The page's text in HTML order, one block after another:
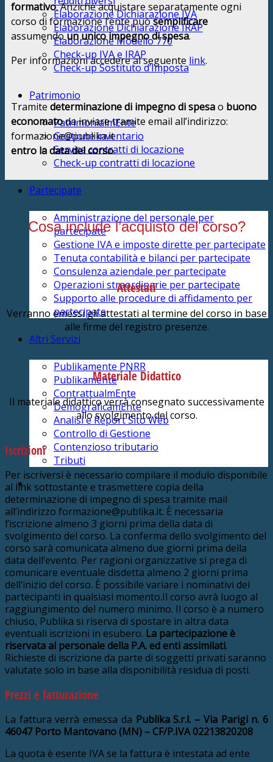
Elaborazione Dichiarazione IVA
Elaborazione Dichiarazione IRAP
Elaborazione Modello 770
Check-up IVA e IRAP
Check-up Sostituto d’Imposta
Patrimonio
PatrimonialmEnte
Gestione inventario
Service contratti di locazione
Check-up contratti di locazione
Partecipate
Amministrazione del personale per
partecipate
Gestione IVA e imposte dirette per partecipate
Tenuta contabilità e bilanci per partecipate
Consulenza aziendale per partecipate
Operazioni straordinarie per partecipate
Supporto alle procedure di affidamento per
partecipate
Altri Servizi
Publikamente PNRR
Publikamente
ContrattualmEnte
DemograficamEnte
Analisi e Report Sito Web
Controllo di Gestione
Contenzioso tributario
Tributi
formativo. Anziché acquistare separatamente ogni
corso di formazione l’ente puòsemplificare
assumendoun unico impegno di spesa.
Per informazioni accedere al seguente link.
Tramite determinazione di impegno di spesao buono
economatoda inviare tramite email all’indirizzo:
formazione@publika.it
entro la data del corso.
Cosa include l’acquisto del corso?
Attestati
Verranno emessi gli attestati al termine del corso in base
alle firme del registro presenze.
Materiale Didattico
Il materiale didattico verrà consegnato successivamente
allo svolgimento del corso.
Iscrizioni
Per iscriversi è necessario compilare il modulo disponibile
al link sottostante e trasmettere copia della
determinazione di impegno di spesa tramite mail
all’indirizzo formazione@publika.it. È necessaria
l’iscrizione almeno 3 giorni prima della data di
svolgimento del corso. La conferma dello svolgimento del
corso sarà comunicata almeno due giorni prima della
data dell’evento. Per ragioni organizzative si prega di
comunicare eventuale disdetta almeno 2 giorni prima
dell’inizio del corso. È possibile variare i nominativi dei
partecipanti in qualsiasi momento.Il corso avrà luogo al
raggiungimento del numero minimo. Il corso è a numero
chiuso, Publika si riserva di spostare in altra data
eventuali iscrizioni in esubero. La partecipazione è
riservata al personale della P.A. ed enti assimilati.
Richieste di iscrizione da parte di soggetti privati saranno
valutate solo in base alla disponibilità residua di posti.
Prezzi e fatturazione
La fattura verrà emessa da Publika S.r.l. – Via Parigi n. 6
46047 Porto Mantovano (MN) – CF/P.IVA 02213820208
La quota è esente IVA se la fattura è intestata ad ente